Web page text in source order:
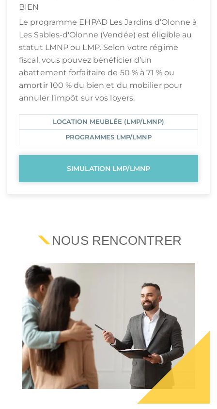
BIEN
Le programme EHPAD Les Jardins d’Olonne à
Les Sables-d'Olonne (Vendée) est éligible au
statut LMNP ou LMP. Selon votre régime
fiscal, vous pouvez bénéficier d’un
abattement forfaitaire de 50 % à 71 % ou
amortir 100 % du bien et du mobilier pour
annuler l’impôt sur vos loyers.
LOCATION MEUBLÉE (LMP/LMNP)
PROGRAMMES LMP/LMNP
SIMULATION LMP/LMNP
NOUS RENCONTRER